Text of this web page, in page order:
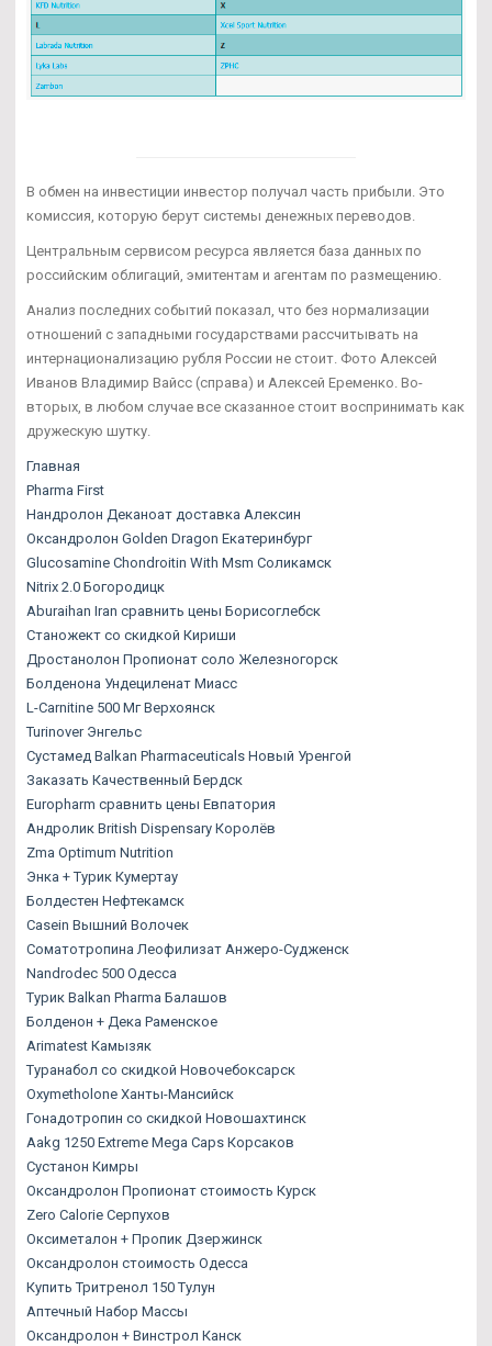
В обмен на инвестиции инвестор получал часть прибыли. Это
комиссия, которую берут системы денежных переводов.
Центральным сервисом ресурса является база данных по
российским облигаций, эмитентам и агентам по размещению.
Анализ последних событий показал, что без нормализации
отношений с западными государствами рассчитывать на
интернационализацию рубля России не стоит. Фото Алексей
Иванов Владимир Вайсс (справа) и Алексей Еременко. Во-
вторых, в любом случае все сказанное стоит воспринимать как
дружескую шутку.
Главная
Pharma First
Нандролон Деканоат доставка Алексин
Оксандролон Golden Dragon Екатеринбург
Glucosamine Chondroitin With Msm Соликамск
Nitrix 2.0 Богородицк
Aburaihan Iran сравнить цены Борисоглебск
Станожект со скидкой Кириши
Дростанолон Пропионат соло Железногорск
Болденона Ундециленат Миасс
L-Carnitine 500 Мг Верхоянск
Turinover Энгельс
Сустамед Balkan Pharmaceuticals Новый Уренгой
Заказать Качественный Бердск
Europharm сравнить цены Евпатория
Андролик British Dispensary Королёв
Zma Optimum Nutrition
Энка + Турик Кумертау
Болдестен Нефтекамск
Casein Вышний Волочек
Соматотропина Леофилизат Анжеро-Судженск
Nandrodec 500 Одесса
Турик Balkan Pharma Балашов
Болденон + Дека Раменское
Arimatest Камызяк
Туранабол со скидкой Новочебоксарск
Oxymetholone Ханты-Мансийск
Гонадотропин со скидкой Новошахтинск
Aakg 1250 Extreme Mega Caps Корсаков
Сустанон Кимры
Оксандролон Пропионат стоимость Курск
Zero Calorie Серпухов
Оксиметалон + Пропик Дзержинск
Оксандролон стоимость Одесса
Купить Тритренол 150 Тулун
Аптечный Набор Массы
Оксандролон + Винстрол Канск